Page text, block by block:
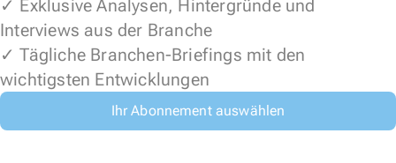
✓ Exklusive Analysen, Hintergründe und
Interviews aus der Branche
✓ Tägliche Branchen-Briefings mit den
wichtigsten Entwicklungen
Ihr Abonnement auswählen